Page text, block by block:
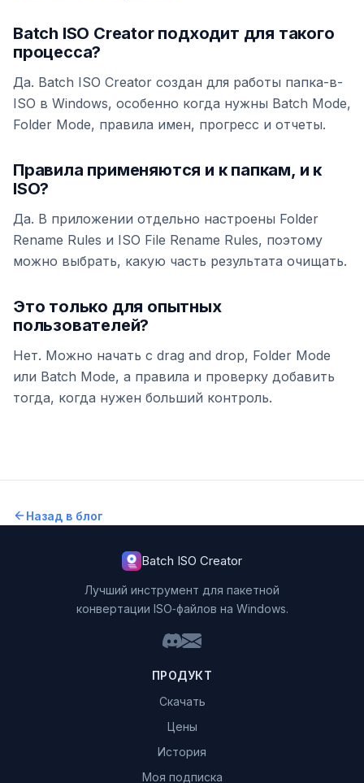
Batch ISO Creator подходит для такого
процесса?
Да. Batch ISO Creator создан для работы папка-в-
ISO в Windows, особенно когда нужны Batch Mode,
Folder Mode, правила имен, прогресс и отчеты.
Правила применяются и к папкам, и к
ISO?
Да. В приложении отдельно настроены Folder
Rename Rules и ISO File Rename Rules, поэтому
можно выбрать, какую часть результата очищать.
Это только для опытных
пользователей?
Нет. Можно начать с drag and drop, Folder Mode
или Batch Mode, а правила и проверку добавить
тогда, когда нужен больший контроль.
Назад в блог
Batch ISO Creator
Лучший инструмент для пакетной
конвертации ISO‑файлов на Windows.
ПРОДУКТ
Скачать
Цены
История
Моя подписка